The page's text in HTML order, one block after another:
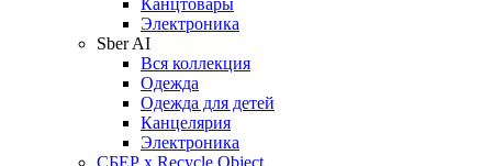
Канцтовары
Электроника
Sber AI
Вся коллекция
Одежда
Одежда для детей
Канцелярия
Электроника
СБЕР x Recycle Object